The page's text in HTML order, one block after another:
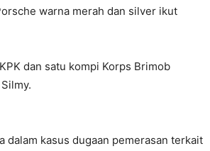
warna merah dan silver ikut
dan satu kompi Korps Brimob
dalam kasus dugaan pemerasan terkait